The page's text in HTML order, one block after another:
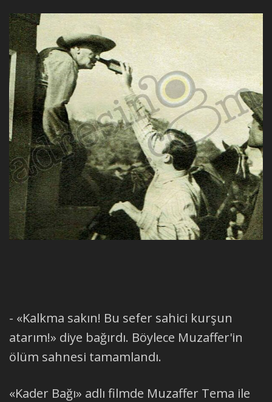
- «Kalkma sakın! Bu sefer sahici kurşun
atarım!» diye bağırdı. Böylece Muzaffer'in
ölüm sahnesi tamamlandı.
«Kader Bağı» adlı filmde Muzaffer Tema ile